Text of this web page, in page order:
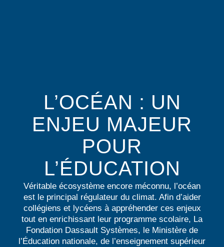
L’OCÉAN : UN
ENJEU MAJEUR
POUR
L’ÉDUCATION
Véritable écosystème encore méconnu, l’océan
est le principal régulateur du climat. Afin d’aider
collégiens et lycéens à appréhender ces enjeux
tout en enrichissant leur programme scolaire, La
Fondation Dassault Systèmes, le Ministère de
l’Éducation nationale, de l’enseignement supérieur